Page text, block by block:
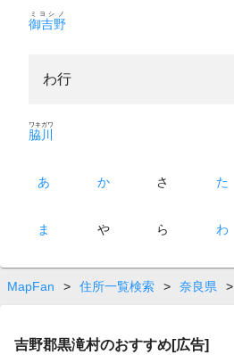
御吉野
ミヨシノ
わ行
脇川
ワキガワ
あ か さ た
ま や ら わ
MapFan > 住所一覧検索 > 奈良県 >
吉野郡黒滝村のおすすめ[広告]